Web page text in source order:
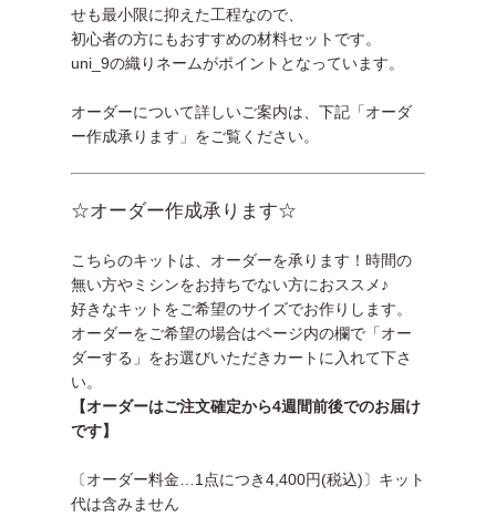
せも最小限に抑えた工程なので、
初心者の方にもおすすめの材料セットです。
uni_9の織りネームがポイントとなっています。
オーダーについて詳しいご案内は、下記「オーダ
ー作成承ります」をご覧ください。
☆オーダー作成承ります☆
こちらのキットは、オーダーを承ります！時間の
無い方やミシンをお持ちでない方におススメ♪
好きなキットをご希望のサイズでお作りします。
オーダーをご希望の場合はページ内の欄で「オー
ダーする」をお選びいただきカートに入れて下さ
い。
【オーダーはご注文確定から4週間前後でのお届け
です】
〔オーダー料金…1点につき4,400円(税込)〕キット
代は含みません